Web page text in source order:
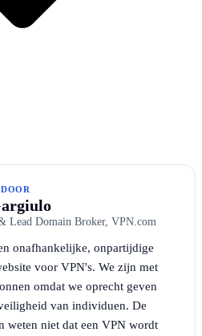
Lead Domain Broker, VPN.com
onafhankelijke, onpartijdige
voor VPN's. We zijn met
omdat we oprecht geven
van individuen. De
weten niet dat een VPN wordt